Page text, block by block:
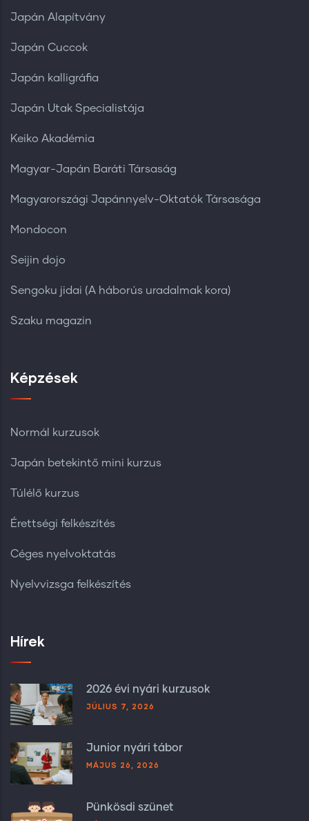
Japán Alapítvány
Japán Cuccok
Japán kalligráfia
Japán Utak Specialistája
Keiko Akadémia
Magyar-Japán Baráti Társaság
Magyarországi Japánnyelv-Oktatók Társasága
Mondocon
Seijin dojo
Sengoku jidai (A háborús uradalmak kora)
Szaku magazin
Képzések
Normál kurzusok
Japán betekintő mini kurzus
Túlélő kurzus
Érettségi felkészítés
Céges nyelvoktatás
Nyelvvizsga felkészítés
Hírek
2026 évi nyári kurzusok
JÚLIUS 7, 2026
Junior nyári tábor
MÁJUS 26, 2026
Pünkösdi szünet